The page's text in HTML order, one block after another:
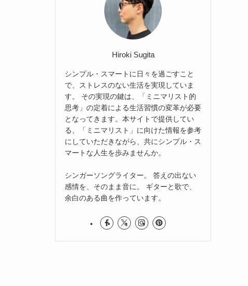
Hiroki Sugita
シンプル・スマートに日々を過ごすこと
で、ストレスのない生活を実現していま
す。 その実現の鍵は、「ミニマリスト的
思考」の定着による生活習慣の変革が必要
となってきます。本サイトで提供してい
る、「ミニマリスト」に向けた情報を参考
にしていただきながら、共にシンプル・ス
マートな人生を歩みませんか。
シンガーソングライター。 答えの出ない
感情を、そのまま音に。 ギターと歌で、
余白のある曲を作っています。